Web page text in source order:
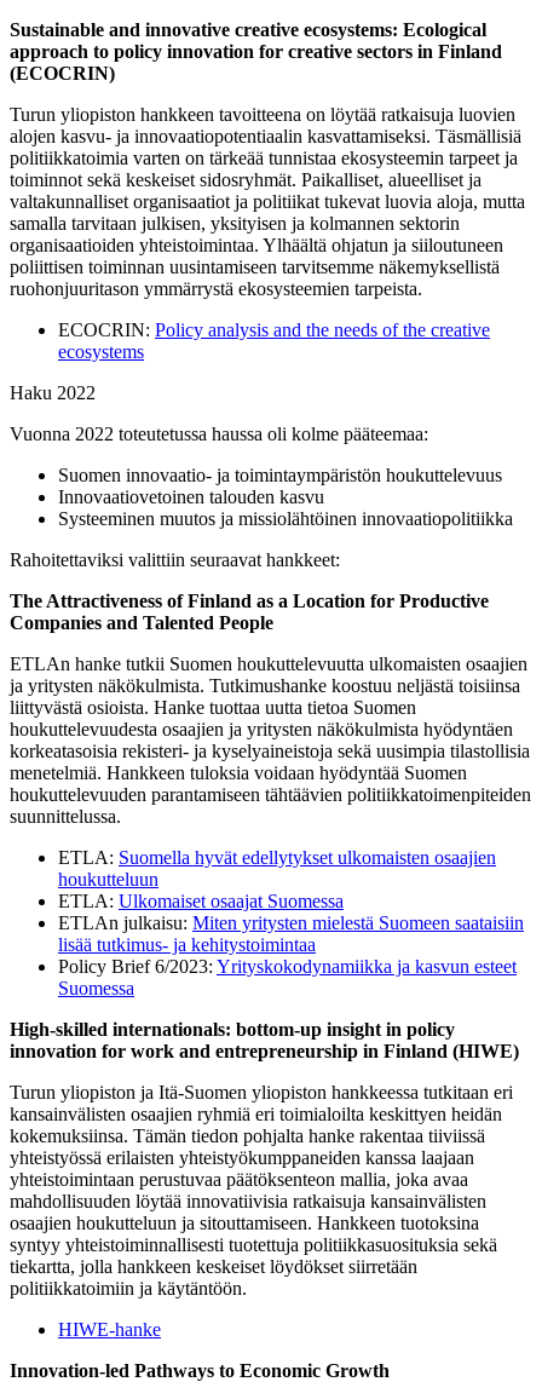
Sustainable and innovative creative ecosystems: Ecological
approach to policy innovation for creative sectors in Finland
(ECOCRIN)
Turun yliopiston hankkeen tavoitteena on löytää ratkaisuja luovien
alojen kasvu- ja innovaatiopotentiaalin kasvattamiseksi. Täsmällisiä
politiikkatoimia varten on tärkeää tunnistaa ekosysteemin tarpeet ja
toiminnot sekä keskeiset sidosryhmät. Paikalliset, alueelliset ja
valtakunnalliset organisaatiot ja politiikat tukevat luovia aloja, mutta
samalla tarvitaan julkisen, yksityisen ja kolmannen sektorin
organisaatioiden yhteistoimintaa. Ylhäältä ohjatun ja siiloutuneen
poliittisen toiminnan uusintamiseen tarvitsemme näkemyksellistä
ruohonjuuritason ymmärrystä ekosysteemien tarpeista.
ECOCRIN: Policy analysis and the needs of the creative
ecosystems
Haku 2022
Vuonna 2022 toteutetussa haussa oli kolme pääteemaa:
Suomen innovaatio- ja toimintaympäristön houkuttelevuus
Innovaatiovetoinen talouden kasvu
Systeeminen muutos ja missiolähtöinen innovaatiopolitiikka
Rahoitettaviksi valittiin seuraavat hankkeet:
The Attractiveness of Finland as a Location for Productive
Companies and Talented People
ETLAn hanke tutkii Suomen houkuttelevuutta ulkomaisten osaajien
ja yritysten näkökulmista. Tutkimushanke koostuu neljästä toisiinsa
liittyvästä osioista. Hanke tuottaa uutta tietoa Suomen
houkuttelevuudesta osaajien ja yritysten näkökulmista hyödyntäen
korkeatasoisia rekisteri- ja kyselyaineistoja sekä uusimpia tilastollisia
menetelmiä. Hankkeen tuloksia voidaan hyödyntää Suomen
houkuttelevuuden parantamiseen tähtäävien politiikkatoimenpiteiden
suunnittelussa.
ETLA: Suomella hyvät edellytykset ulkomaisten osaajien
houkutteluun
ETLA: Ulkomaiset osaajat Suomessa
ETLAn julkaisu: Miten yritysten mielestä Suomeen saataisiin
lisää tutkimus- ja kehitystoimintaa
Policy Brief 6/2023: Yrityskokodynamiikka ja kasvun esteet
Suomessa
High-skilled internationals: bottom-up insight in policy
innovation for work and entrepreneurship in Finland (HIWE)
Turun yliopiston ja Itä-Suomen yliopiston hankkeessa tutkitaan eri
kansainvälisten osaajien ryhmiä eri toimialoilta keskittyen heidän
kokemuksiinsa. Tämän tiedon pohjalta hanke rakentaa tiiviissä
yhteistyössä erilaisten yhteistyökumppaneiden kanssa laajaan
yhteistoimintaan perustuvaa päätöksenteon mallia, joka avaa
mahdollisuuden löytää innovatiivisia ratkaisuja kansainvälisten
osaajien houkutteluun ja sitouttamiseen. Hankkeen tuotoksina
syntyy yhteistoiminnallisesti tuotettuja politiikkasuosituksia sekä
tiekartta, jolla hankkeen keskeiset löydökset siirretään
politiikkatoimiin ja käytäntöön.
HIWE-hanke
Innovation-led Pathways to Economic Growth